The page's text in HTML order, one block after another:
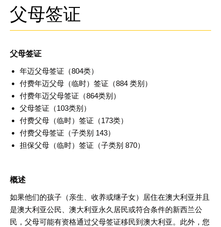
父母签证
父母签证
年迈父母签证（804类）
付费年迈父母（临时）签证（884 类别 ）
付费年迈父母签证（864类别 ）
父母签证（103类别 ）
付费父母（临时）签证（173类）
付费父母签证（子类别 143）
担保父母（临时）签证（子类别 870）
概述
如果他们的孩子（亲生、收养或继子女）居住在澳大利亚并且
是澳大利亚公民、澳大利亚永久居民或符合条件的新西兰公
民，父母可能有资格通过父母签证移民到澳大利亚。此外，您